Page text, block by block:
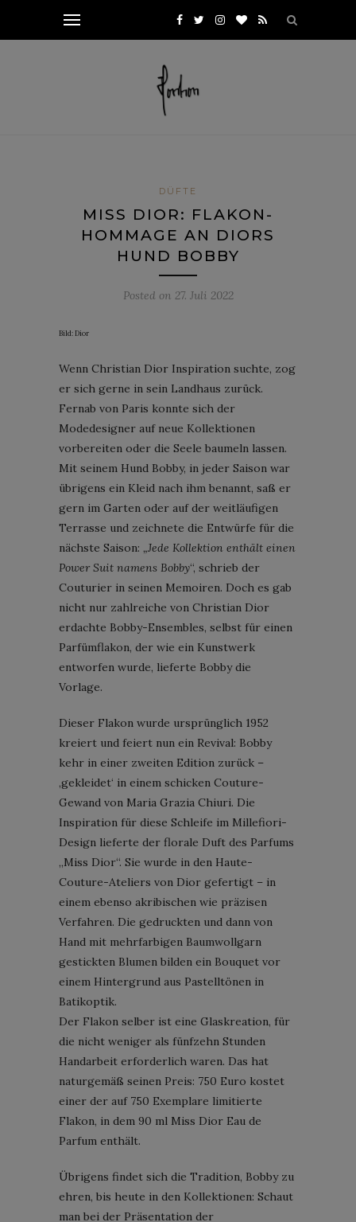
DÜFTE
MISS DIOR: FLAKON-
HOMMAGE AN DIORS
HUND BOBBY
Posted on 27. Juli 2022
Bild: Dior
Wenn Christian Dior Inspiration suchte, zog
er sich gerne in sein Landhaus zurück.
Fernab von Paris konnte sich der
Modedesigner auf neue Kollektionen
vorbereiten oder die Seele baumeln lassen.
Mit seinem Hund Bobby, in jeder Saison war
übrigens ein Kleid nach ihm benannt, saß er
gern im Garten oder auf der weitläufigen
Terrasse und zeichnete die Entwürfe für die
nächste Saison: „Jede Kollektion enthält einen
Power Suit namens Bobby“, schrieb der
Couturier in seinen Memoiren. Doch es gab
nicht nur zahlreiche von Christian Dior
erdachte Bobby-Ensembles, selbst für einen
Parfümflakon, der wie ein Kunstwerk
entworfen wurde, lieferte Bobby die
Vorlage.
Dieser Flakon wurde ursprünglich 1952
kreiert und feiert nun ein Revival: Bobby
kehr in einer zweiten Edition zurück –
‚gekleidet‘ in einem schicken Couture-
Gewand von Maria Grazia Chiuri. Die
Inspiration für diese Schleife im Millefiori-
Design lieferte der florale Duft des Parfums
„Miss Dior“. Sie wurde in den Haute-
Couture-Ateliers von Dior gefertigt – in
einem ebenso akribischen wie präzisen
Verfahren. Die gedruckten und dann von
Hand mit mehrfarbigen Baumwollgarn
gestickten Blumen bilden ein Bouquet vor
einem Hintergrund aus Pastelltönen in
Batikoptik.
Der Flakon selber ist eine Glaskreation, für
die nicht weniger als fünfzehn Stunden
Handarbeit erforderlich waren. Das hat
naturgemäß seinen Preis: 750 Euro kostet
einer der auf 750 Exemplare limitierte
Flakon, in dem 90 ml Miss Dior Eau de
Parfum enthält.
Übrigens findet sich die Tradition, Bobby zu
ehren, bis heute in den Kollektionen: Schaut
man bei der Präsentation der